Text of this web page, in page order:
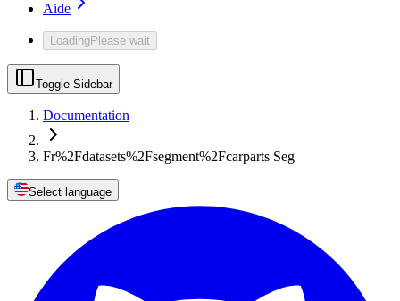
Aide
LoadingPlease wait
Toggle Sidebar
Documentation
Fr%2Fdatasets%2Fsegment%2Fcarparts Seg
Select language